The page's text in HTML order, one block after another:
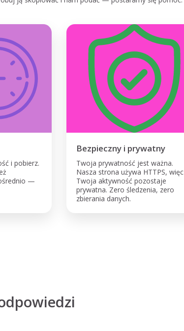
i pobierz.
—
Bezpieczny i prywatny
Twoja prywatność jest ważna.
Nasza strona używa HTTPS, więc
Twoja aktywność pozostaje
prywatna. Zero śledzenia, zero
zbierania danych.